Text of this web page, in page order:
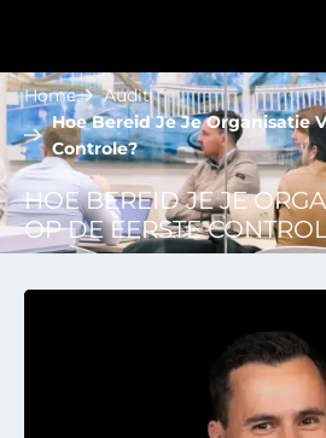
HOE BEREID JE JE
OP DE EERSTE
Home
Audit
Hoe Bereid Je Je Organisatie
Controle?